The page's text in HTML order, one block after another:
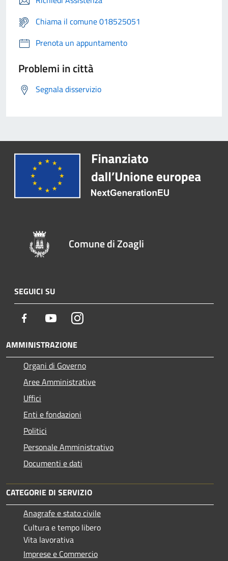
Chiama il comune 018525051
Prenota un appuntamento
Problemi in città
Segnala disservizio
Comune di Zoagli
SEGUICI SU
Facebook YoutubeInstagram
AMMINISTRAZIONE
Organi di Governo
Aree Amministrative
Uffici
Enti e fondazioni
Politici
Personale Amministrativo
Documenti e dati
CATEGORIE DI SERVIZIO
Anagrafe e stato civile
Cultura e tempo libero
Vita lavorativa
Imprese e Commercio